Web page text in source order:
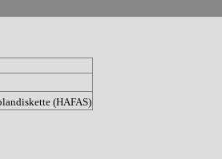
(HAFAS)